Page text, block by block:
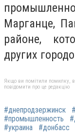
Марганце,
районе,
других
Якщо ви помітили помилку,
повідомити про це редакцію
#днепродзержинск
#промышленность
#украина
#донбасс